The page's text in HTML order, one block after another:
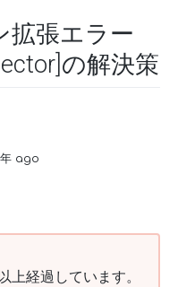
拡張エラー
の解決策
ago
上経過しています。